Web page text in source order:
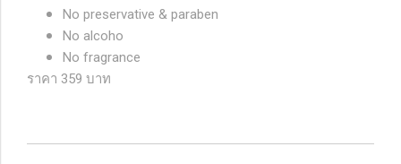
No preservative & paraben
No alcoho
No fragrance
ราคา 359 บาท